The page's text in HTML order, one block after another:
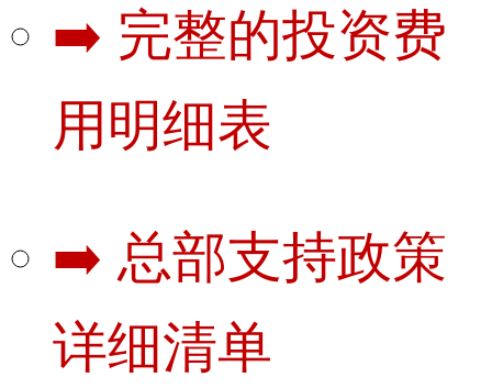
➡️ 完整的投资费
用明细表
➡️ 总部支持政策
详细清单